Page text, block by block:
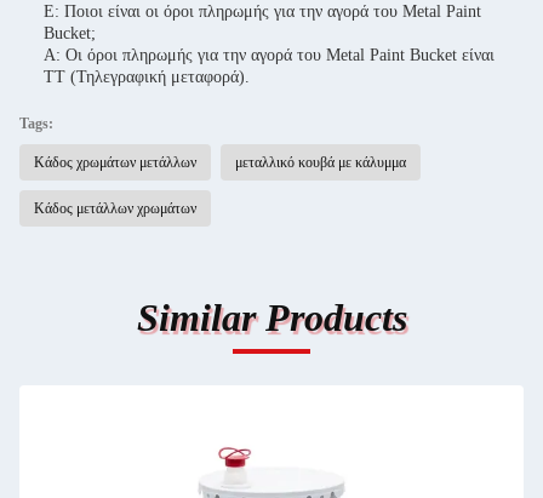
Ε: Ποιοι είναι οι όροι πληρωμής για την αγορά του Metal Paint
Bucket;
Α: Οι όροι πληρωμής για την αγορά του Metal Paint Bucket είναι
TT (Τηλεγραφική μεταφορά).
Tags:
Κάδος χρωμάτων μετάλλων μεταλλικό κουβά με κάλυμμα
Κάδος μετάλλων χρωμάτων
Similar Products